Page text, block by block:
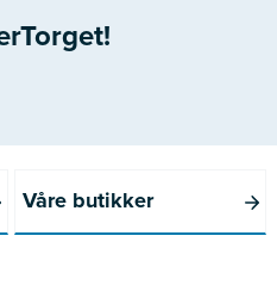
Våre butikker